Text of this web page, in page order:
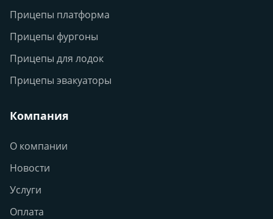
Прицепы платформа
Прицепы фургоны
Прицепы для лодок
Прицепы эвакуаторы
Компания
О компании
Новости
Услуги
Оплата